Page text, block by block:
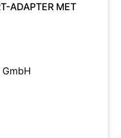
ADAPTER MET